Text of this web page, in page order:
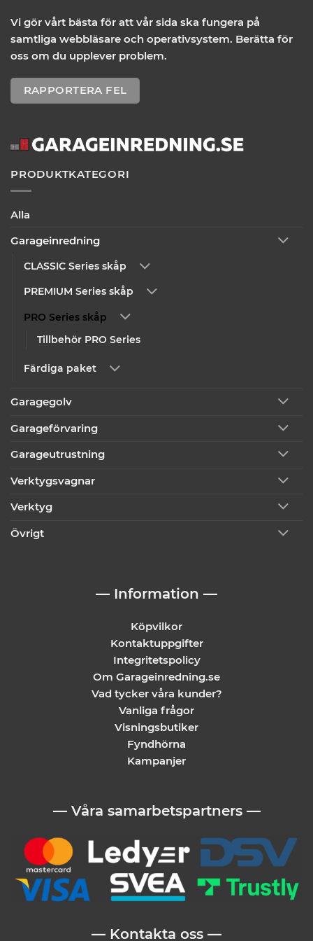
Vi gör vårt bästa för att vår sida ska fungera på
samtliga webbläsare och operativsystem. Berätta för
oss om du upplever problem.
RAPPORTERA FEL
PRODUKTKATEGORI
Alla
Garageinredning
CLASSIC Series skåp
PREMIUM Series skåp
PRO Series skåp
Tillbehör PRO Series
Färdiga paket
Garagegolv
Garageförvaring
Garageutrustning
Verktygsvagnar
Verktyg
Övrigt
— Information —
Köpvilkor
Kontaktuppgifter
Integritetspolicy
Om Garageinredning.se
Vad tycker våra kunder?
Vanliga frågor
Visningsbutiker
Fyndhörna
Kampanjer
— Våra samarbetspartners —
— Kontakta oss —